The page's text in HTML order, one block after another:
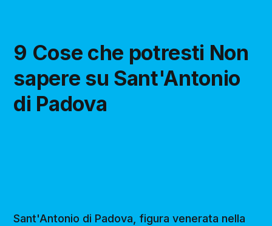
9 Cose che potresti Non
sapere su Sant'Antonio
di Padova
Sant'Antonio di Padova, figura venerata nella